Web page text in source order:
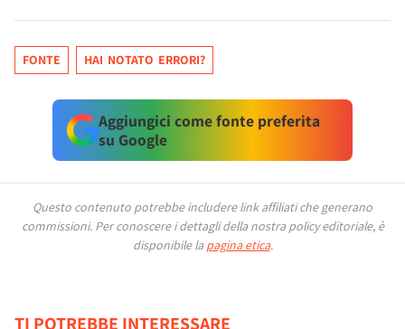
FONTE HAI NOTATO ERRORI?
Aggiungici come fonte preferita
su Google
Questo contenuto potrebbe includere link affiliati che generano
commissioni. Per conoscere i dettagli della nostra policy editoriale, è
disponibile la pagina etica.
TI POTREBBE INTERESSARE